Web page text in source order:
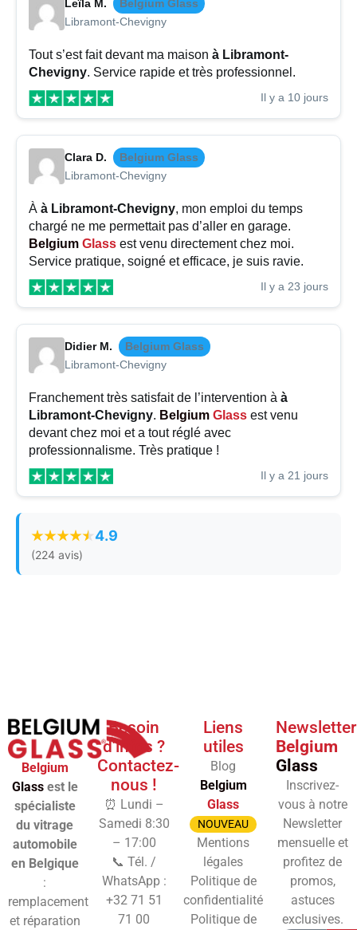
Leïla M.
Belgium Glass
Libramont-Chevigny
Tout s’est fait devant ma maison à Libramont-
Chevigny. Service rapide et très professionnel.
Il y a 10 jours
Clara D.
Belgium Glass
Libramont-Chevigny
À à Libramont-Chevigny, mon emploi du temps
chargé ne me permettait pas d’aller en garage.
Belgium Glass est venu directement chez moi.
Service pratique, soigné et efficace, je suis ravie.
Il y a 23 jours
Didier M.
Belgium Glass
Libramont-Chevigny
Franchement très satisfait de l’intervention à à
Libramont-Chevigny. Belgium Glass est venu
devant chez moi et a tout réglé avec
professionnalisme. Très pratique !
Il y a 21 jours
4.9
(224 avis)
Belgium
Glassest le
spécialiste
du vitrage
automobile
en Belgique
:
remplacement
et réparation
Besoin
d'infos ?
Contactez-
nous !
⏰ Lundi –
Samedi 8:30
– 17:00
📞 Tél. /
WhatsApp :
+32 71 51
71 00
Liens
utiles
Blog
Belgium
Glass
NOUVEAU
Mentions
légales
Politique de
confidentialité
Politique de
Newsletter
Belgium
Glass
Inscrivez-
vous à notre
Newsletter
mensuelle et
profitez de
promos,
astuces
exclusives.